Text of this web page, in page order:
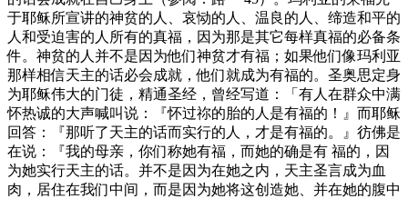
于耶稣所宣讲的神贫的人、哀恸的人、温良的人、缔造和平的
人和受迫害的人所有的真福，因为那是其它每样真福的必备条
件。神贫的人并不是因为他们神贫才有福；如果他们像玛利亚
那样相信天主的话必会成就，他们就成为有福的。圣奥思定身
为耶稣伟大的门徒，精通圣经，曾经写道：「有人在群众中满
怀热诚的大声喊叫说：『怀过祢的胎的人是有福的！』而耶稣
回答：『那听了天主的话而实行的人，才是有福的。』彷佛是
在说：『我的母亲，你们称她有福，而她的确是有 福的，因
为她实行天主的话。并不是因为在她之内，天主圣言成为血
肉，居住在我们中间，而是因为她将这创造她、并在她的腹中